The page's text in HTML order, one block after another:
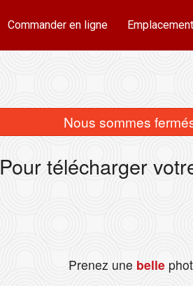
Commander en ligne Emplacement
Nous sommes
Pour télécharger
Prenez une belle